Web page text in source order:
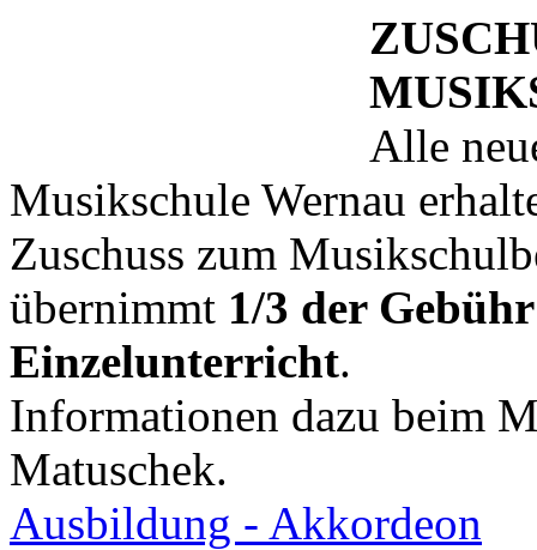
Alle
Musikschule Wernau
Zuschuss zum
übernimmt 1/3 der
Einzelunterricht.
Informationen dazu beim
Matuschek.
Ausbildung - Akkordeon